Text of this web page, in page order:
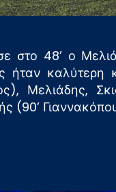
στο 48’ ο
καλύτερη
Μελιάδης,
(90’